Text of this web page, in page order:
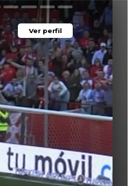
Ver perfil
Ver perfil